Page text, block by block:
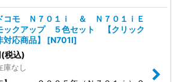
コモ Ｎ７０１ｉ ＆ Ｎ７０１ｉＥ
クアップ ５色セット 【クリック
応商品】
[N701I]
(税込)
庫なし